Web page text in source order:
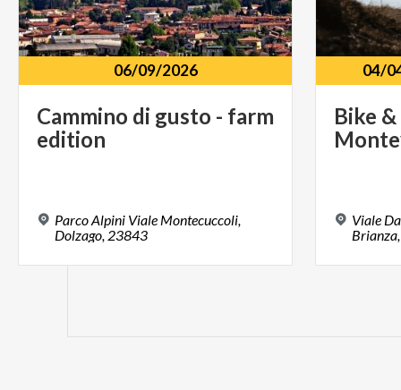
06/09/2026
Cammino di gusto - farm
edition
Parco Alpini Viale Montecuccoli,
Dolzago, 23843
04/
Bike &
Viale